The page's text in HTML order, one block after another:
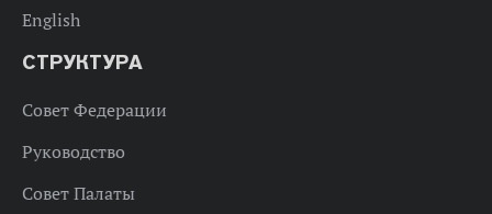
English
СТРУКТУРА
Совет Федерации
Руководство
Совет Палаты